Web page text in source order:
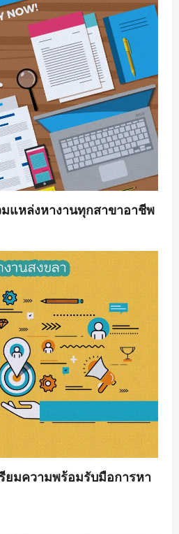
แหล่งหางานทุกสาขาอาชีพ
ยมความพร้อมรับมือการหา